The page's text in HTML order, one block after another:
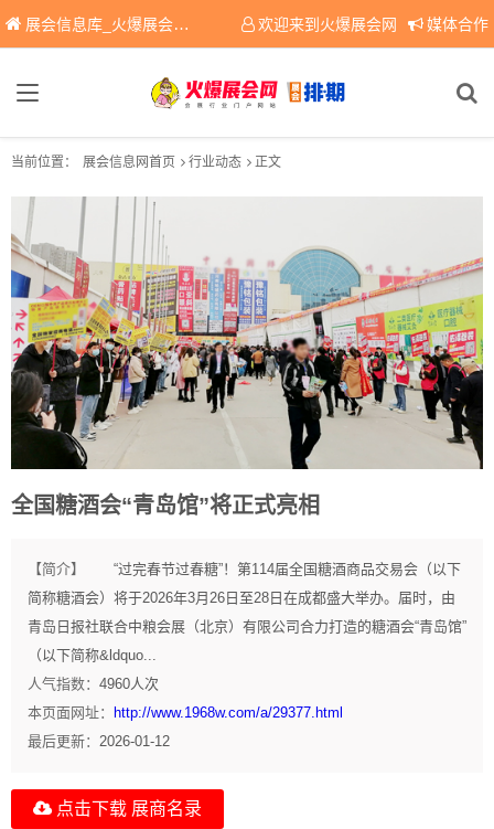
展会信息库_火爆展会网免费展会信息查询平台，提供专业会展服务！ 欢迎来到火爆展会网 媒体合作
当前位置： 展会信息网首页 行业动态 正文
全国糖酒会“青岛馆”将正式亮相
【简介】
“过完春节过春糖”！第114届全国糖酒商品交易会（以下
简称糖酒会）将于2026年3月26日至28日在成都盛大举办。届时，由
青岛日报社联合中粮会展（北京）有限公司合力打造的糖酒会“青岛馆”
（以下简称&ldquo...
人气指数： 4960人次
本页面网址：
http://www.1968w.com/a/29377.html
最后更新： 2026-01-12
点击下载 展商名录